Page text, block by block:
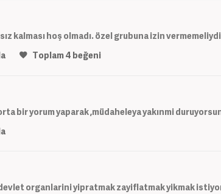
kalması hoş olmadı. özel grubuna izin vermemeliydi
Toplam4 beğeni
bir yorum yaparak ,müdaheleya yakınmi
organlarini yipratmak zayiflatmak yikmak